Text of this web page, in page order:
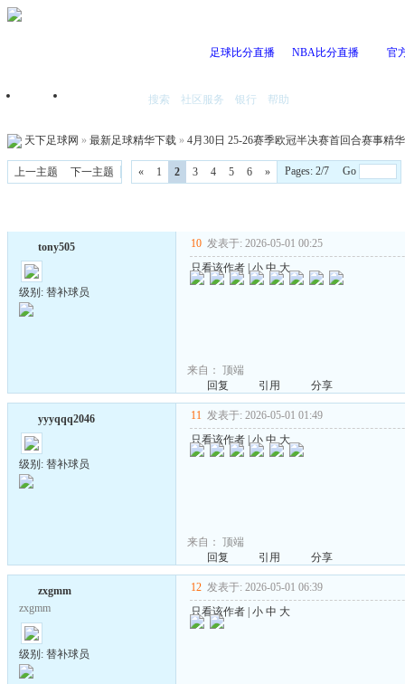
足球比分直播 NBA比分直播 官
首页 搜索 社区服务 银行 帮助
天下足球网 » 最新足球精华下载 » 4月30日 25-26赛季欧冠半决赛首回合赛事精
上一主题 下一主题 « 1 2 3 4 5 6 » Pages: 2/7 Go
tony505
级别: 替补球员
10 发表于: 2026-05-01 00:25
只看该作者 |小 中 大
来自： 顶端
回复
引用 分享
yyyqqq2046
级别: 替补球员
11 发表于: 2026-05-01 01:49
只看该作者 |小 中 大
来自： 顶端
回复
引用 分享
zxgmm
zxgmm
级别: 替补球员
12 发表于: 2026-05-01 06:39
只看该作者 小 中 大